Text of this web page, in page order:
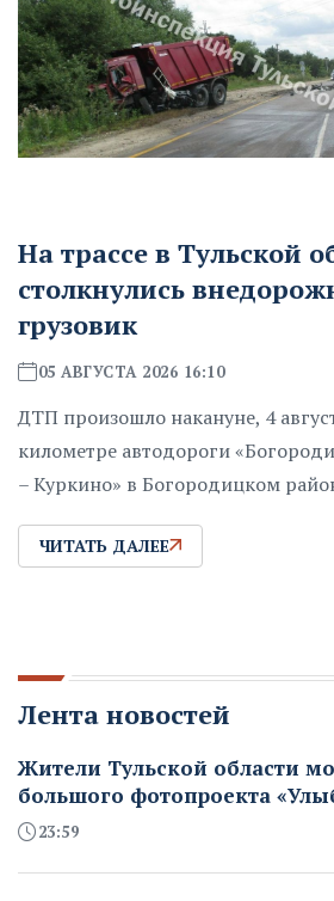
На трассе в Тульской
столкнулись
грузовик
05 АВГУСТА 2026 16:10
ДТП произошло накануне, 4
километре автодороги
– Куркино» в Богородицком
ЧИТАТЬ ДАЛЕЕ
Лента новостей
Жители Тульской области
большого фотопроекта
23:59